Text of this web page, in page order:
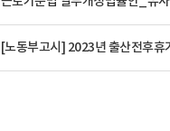
[노동부고시] 2023년 출산전후휴